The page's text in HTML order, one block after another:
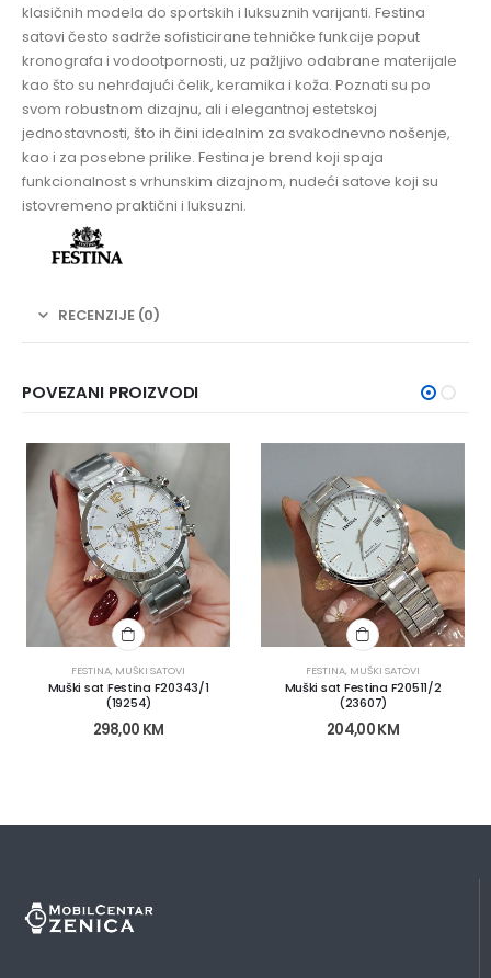
klasičnih modela do sportskih i luksuznih varijanti. Festina
satovi često sadrže sofisticirane tehničke funkcije poput
kronografa i vodootpornosti, uz pažljivo odabrane materijale
kao što su nehrđajući čelik, keramika i koža. Poznati su po
svom robustnom dizajnu, ali i elegantnoj estetskoj
jednostavnosti, što ih čini idealnim za svakodnevno nošenje,
kao i za posebne prilike. Festina je brend koji spaja
funkcionalnost s vrhunskim dizajnom, nudeći satove koji su
istovremeno praktični i luksuzni.
RECENZIJE (0)
POVEZANI PROIZVODI
FESTINA, MUŠKI SATOVI
Muški sat Festina F20343/1
(19254)
298,00 KM
FESTINA, MUŠKI SATOVI
Muški sat Festina F20511/2
(23607)
204,00KM